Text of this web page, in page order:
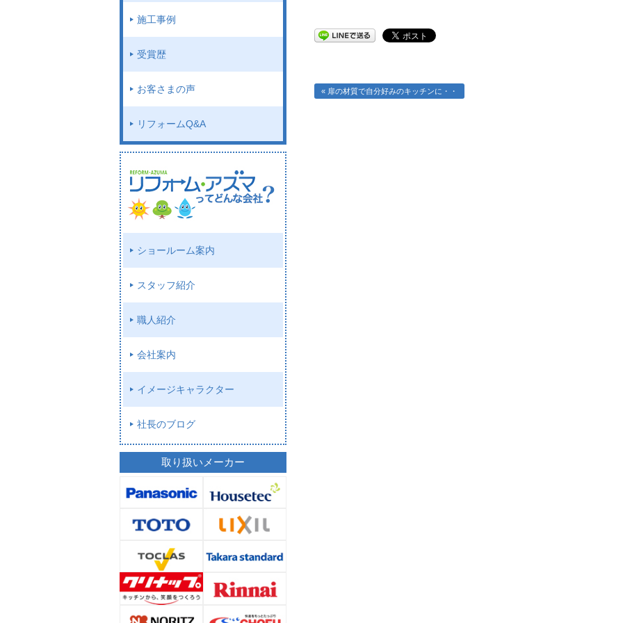
« 扉の材質で自分好みのキッチンに・・
施工事例
受賞歴
お客さまの声
リフォームQ&A
ショールーム案内
スタッフ紹介
職人紹介
会社案内
イメージキャラクター
社長のブログ
取り扱いメーカー